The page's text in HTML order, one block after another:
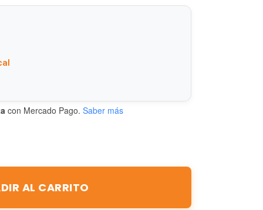
con Mercado Pago. Saber más
AL CARRITO